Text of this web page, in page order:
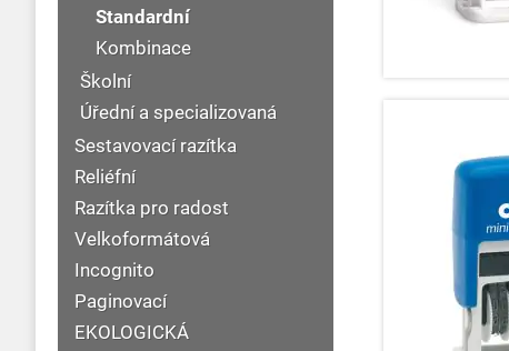
Standardní
Kombinace
Školní
Úřední a specializovaná
Sestavovací razítka
Reliéfní
Razítka pro radost
Velkoformátová
Incognito
Paginovací
EKOLOGICKÁ